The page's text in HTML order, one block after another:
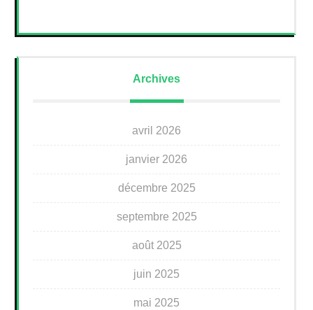
Archives
avril 2026
janvier 2026
décembre 2025
septembre 2025
août 2025
juin 2025
mai 2025